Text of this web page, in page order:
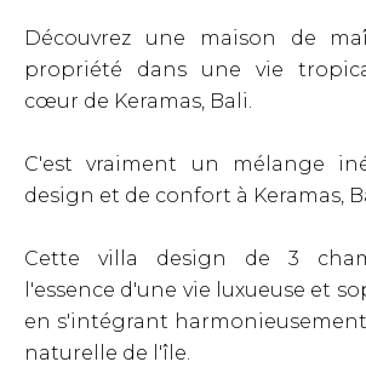
Découvrez une maison de
propriété dans une vie
cœur de Keramas, Bali.
C'est vraiment un mélange
design et de confort à Keramas,
Cette villa design de 3
l'essence d'une vie luxueuse et
en s'intégrant
naturelle de l'île.